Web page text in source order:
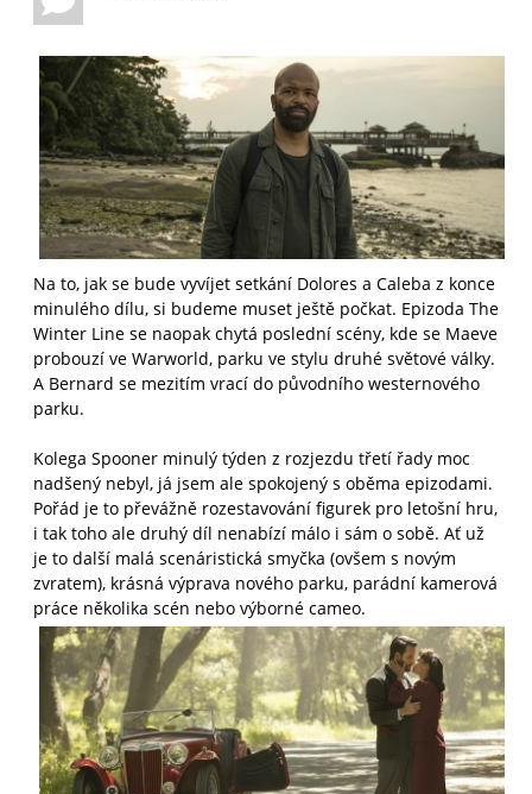
Na to, jak se bude vyvíjet setkání Dolores a Caleba z konce
minulého dílu, si budeme muset ještě počkat. Epizoda The
Winter Line se naopak chytá poslední scény, kde se Maeve
probouzí ve Warworld, parku ve stylu druhé světové války.
A Bernard se mezitím vrací do původního westernového
parku.
Kolega Spooner minulý týden z rozjezdu třetí řady moc
nadšený nebyl, já jsem ale spokojený s oběma epizodami.
Pořád je to převážně rozestavování figurek pro letošní hru,
i tak toho ale druhý díl nenabízí málo i sám o sobě. Ať už
je to další malá scenáristická smyčka (ovšem s novým
zvratem), krásná výprava nového parku, parádní kamerová
práce několika scén nebo výborné cameo.